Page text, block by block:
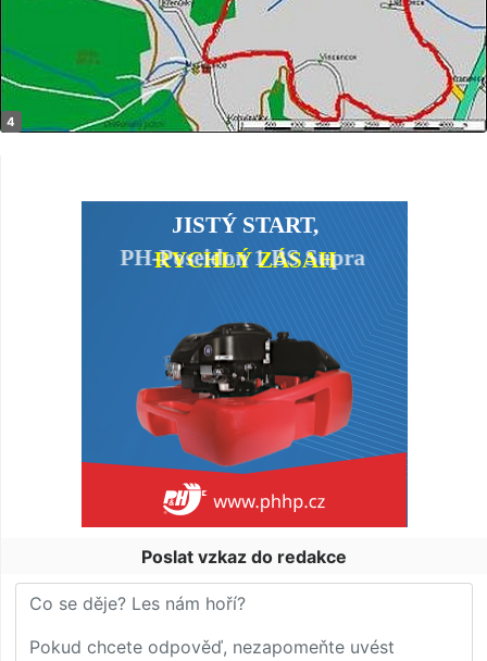
Poslat vzkaz do redakce